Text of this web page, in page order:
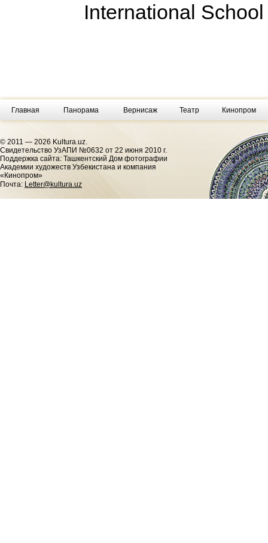
International
Главная Панорама Вернисаж Театр Кинопром
© 2011 — 2026 Kultura.uz.
Cвидетельство УзАПИ №0632 от 22 июня 2010 г.
Поддержка сайта: Ташкентский Дом фотографии
Академии художеств Узбекистана и компания
«Кинопром»
Почта: Letter@kultura.uz